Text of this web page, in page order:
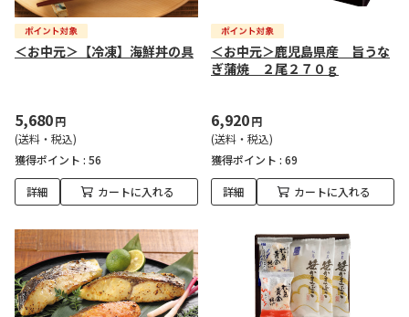
＜お中元＞【冷凍】海鮮丼の具
5,680円
(送料・税込)
獲得ポイント : 56
詳細 カートに入れる
＜お中元＞鹿児島県産 旨うな
ぎ蒲焼 ２尾２７０ｇ
6,920円
(送料・税込)
獲得ポイント : 69
詳細 カートに入れる